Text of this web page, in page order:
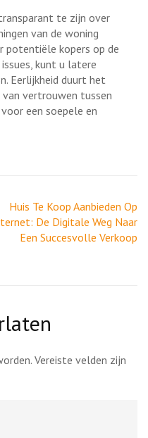
te zijn over
van de woning
potentiële kopers op de
kunt u latere
Eerlijkheid duurt het
vertrouwen tussen
een soepele en
Huis Te Koop Aanbieden Op
De Digitale Weg Naar
Een Succesvolle Verkoop
Vereiste velden zijn